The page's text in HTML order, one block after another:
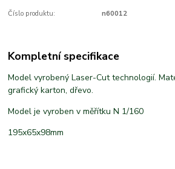
Číslo produktu: n60012
Kompletní specifikace
Model vyrobený Laser-Cut technologií.
grafický karton, dřevo.
Model je vyroben v měřítku N 1/160
195x65x98mm